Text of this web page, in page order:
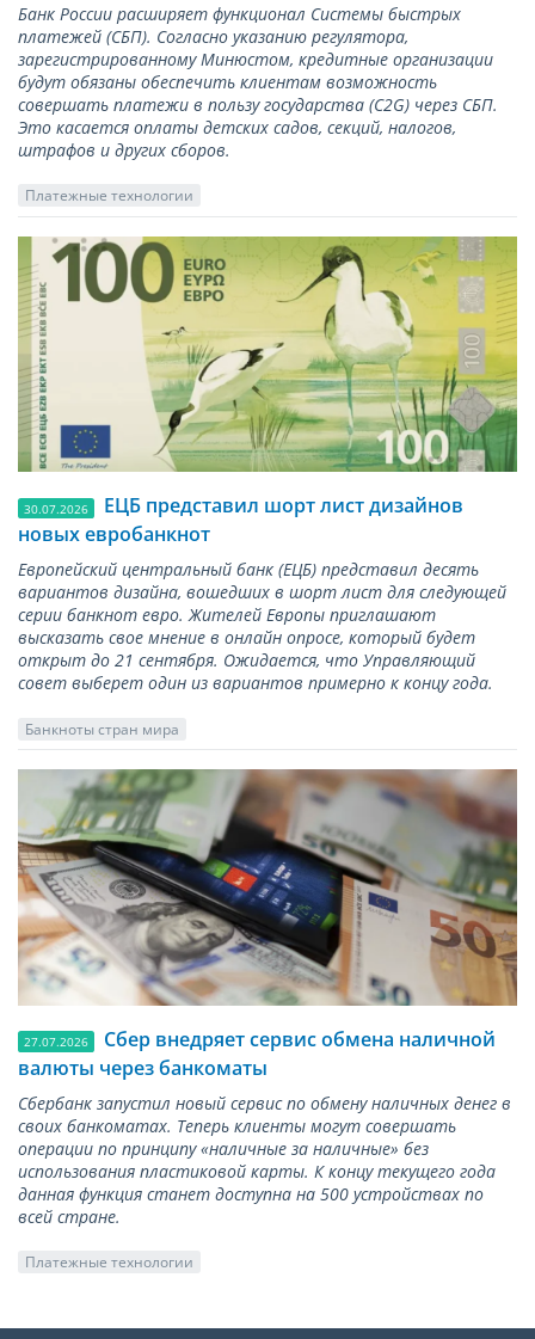
Банк России расширяет функционал Системы быстрых
платежей (СБП). Согласно указанию регулятора,
зарегистрированному Минюстом, кредитные организации
будут обязаны обеспечить клиентам возможность
совершать платежи в пользу государства (С2G) через СБП.
Это касается оплаты детских садов, секций, налогов,
штрафов и других сборов.
Платежные технологии
30.07.2026
ЕЦБ представил шорт лист дизайнов
новых евробанкнот
Европейский центральный банк (ЕЦБ) представил десять
вариантов дизайна, вошедших в шорт лист для следующей
серии банкнот евро. Жителей Европы приглашают
высказать свое мнение в онлайн опросе, который будет
открыт до 21 сентября. Ожидается, что Управляющий
совет выберет один из вариантов примерно к концу года.
Банкноты стран мира
27.07.2026
Сбер внедряет сервис обмена наличной
валюты через банкоматы
Сбербанк запустил новый сервис по обмену наличных денег в
своих банкоматах. Теперь клиенты могут совершать
операции по принципу «наличные за наличные» без
использования пластиковой карты. К концу текущего года
данная функция станет доступна на 500 устройствах по
всей стране.
Платежные технологии